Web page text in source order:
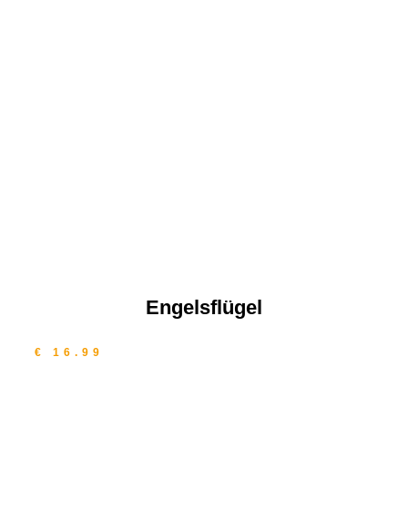
Engelsflügel
€ 16.99